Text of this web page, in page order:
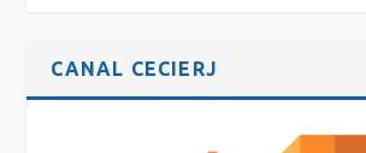
CANAL CECIERJ